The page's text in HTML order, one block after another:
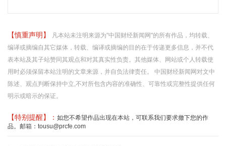
【慎重声明】
凡本站未注明来源为"中国财经新闻网"的所有作品，均转载、
编译或摘编自其它媒体，转载、编译或摘编的目的在于传递更多信息，并不代
表本站及其子站赞同其观点和对其真实性负责。其他媒体、网站或个人转载使
用时必须保留本站注明的文章来源，并自负法律责任。 中国财经新闻网对文中
陈述、观点判断保持中立,不对所包含内容的准确性、可靠性或完整性提供任何
明示或暗示的保证。
【特别提醒】： 如您不希望作品出现在本站，可联系我们要求撤下您的作
品。邮箱：tousu@prcfe.com